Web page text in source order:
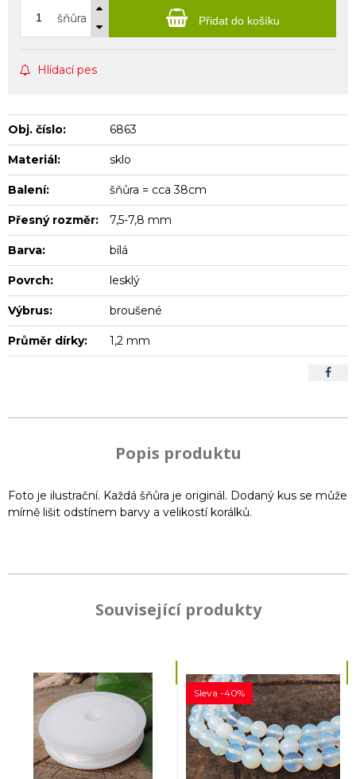
šňůra Přidat do košíku
Hlídací pes
Obj. číslo: 6863
Materiál: sklo
Balení: šňůra = cca 38cm
Přesný rozměr: 7,5-7,8 mm
Barva: bílá
Povrch: lesklý
Výbrus: broušené
Průměr dírky: 1,2 mm
Popis produktu
Foto je ilustrační. Každá šňůra je originál. Dodaný kus se může
mírně lišit odstínem barvy a velikostí korálků.
Související produkty
Sleva -40%